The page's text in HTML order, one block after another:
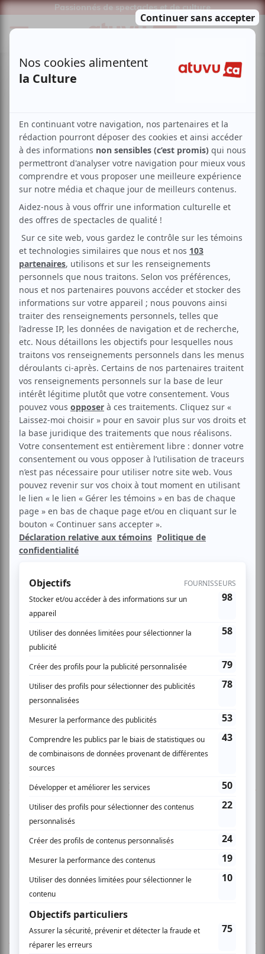
Passionnés de spectacles et de culture
Divers Multidisciplinaire Marionnettes Clown
Festival Les Coups de
Théâtre
Aucune offre promotionnelle
disponible
Soyez les premiers avisés dès qu'il y aura une offre promo
pour Festival Les Coups de Théâtre:INSCRIVEZ-VOUS
Les Coups de Théâtre propose une sélection des meilleurs
spectacles en théâtre, musique et danse, de la scène
internationale et québécoise, destinés au jeune public et
aussi aux adultes.
Sa programmation des plus stimulantes témoigne de la
vitalité et de la créativité de ce qui se fait de par le monde
dans les arts jeune public. Tantôt drôles ou touchants,
parfois impertinents et insolites, avec des histoires qui
vous tiennent en haleine, les spectacles présentés à ce
festival sont toujours une rencontre avec l’autre, entre les
spectateurs et les créateurs du Québec et de l’étranger.
Vous devez être connecté pour
donner un avis.
TOUTES LES OFFRES